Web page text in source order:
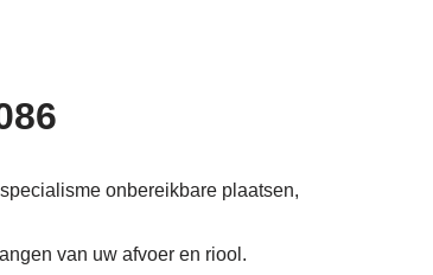
onbereikbare plaatsen,
van uw afvoer en riool.